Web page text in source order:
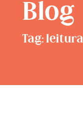
Blog
Tag: